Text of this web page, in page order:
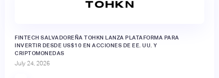
FINTECH SALVADOREÑA TOHKN LANZA PLATAFORMA PARA
INVERTIR DESDE US$10 EN ACCIONES DE EE. UU. Y
CRIPTOMONEDAS
July 24, 2026